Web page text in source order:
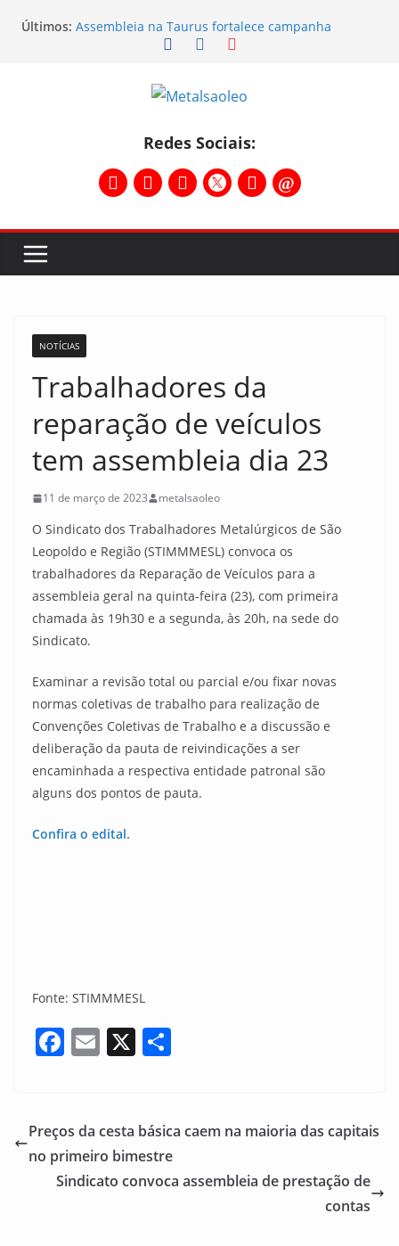
Últimos: Assembleia na Taurus fortalece campanha
salarial e mostra a força da categoria que exige
Nota de repúdio
Conselho Diretivo da CNM/CUT debate indústria e
Temporal destelha Ginásio Bigornão
Assembleia na Taurus – Campanha salarial
2026/2027
Redes Sociais:
NOTÍCIAS
Trabalhadores da
reparação de veículos
tem assembleia dia 23
11 de março de 2023 metalsaoleo
O Sindicato dos Trabalhadores Metalúrgicos de São
Leopoldo e Região (STIMMMESL) convoca os
trabalhadores da Reparação de Veículos para a
assembleia geral na quinta-feira (23), com primeira
chamada às 19h30 e a segunda, às 20h, na sede do
Sindicato.
Examinar a revisão total ou parcial e/ou fixar novas
normas coletivas de trabalho para realização de
Convenções Coletivas de Trabalho e a discussão e
deliberação da pauta de reivindicações a ser
encaminhada a respectiva entidade patronal são
alguns dos pontos de pauta.
Confira o edital.
Fonte: STIMMMESL
F
e
b
o
E
l
X
e
Preços da cesta básica caem na maioria das capitais
no primeiro bimestre
Sindicato convoca assembleia de prestação de
contas